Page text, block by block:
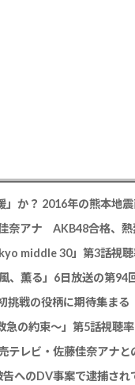
middle 30」第3話視聴
薫る」6日放送の第94
戦の役柄に期待集まる
の約束～」第5話視聴
テレビ・佐藤佳奈アナと